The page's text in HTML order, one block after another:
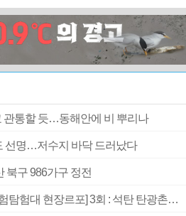
관통할 듯…동해안에 비 뿌리나
선명…저수지 바닥 드러났다
북구 986가구 정전
[2026 부산청소년극지체험탐험대 현장르포] 3회 : 석탄 탄광촌에서 북극 연구의 중심지로